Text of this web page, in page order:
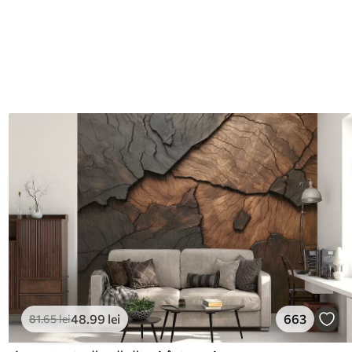
81.65lei48 .99 lei 663